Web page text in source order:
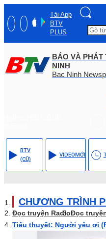
Tải App
BTV
PLUS
BÁO VÀ PHÁT
NINH
Bac Ninh
BTV
(CŨ)
VIDEOMỚI
CHƯƠNG TRÌNH
Đọc truyện RadioĐọc
Tiểu thuyết: Người yêu ơi